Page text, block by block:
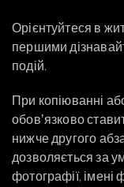
Орієнтуйтеся в
першими
подій.
При копіюванні
обовʼязково
нижче другого
дозволяється за
фотографії,